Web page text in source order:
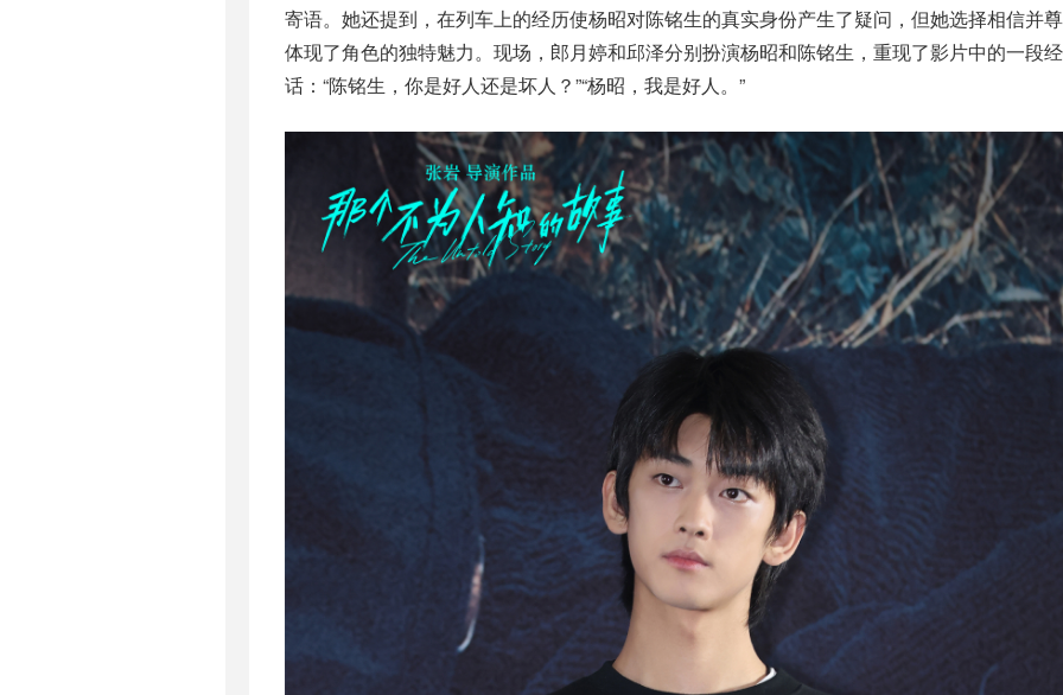
寄语。她还提到，在列车上的经历使杨昭对陈铭生的真实身份产生了疑问，但她选择相信并
体现了角色的独特魅力。现场，郎月婷和邱泽分别扮演杨昭和陈铭生，重现了影片中的一段
话：“陈铭生，你是好人还是坏人？”“杨昭，我是好人。”